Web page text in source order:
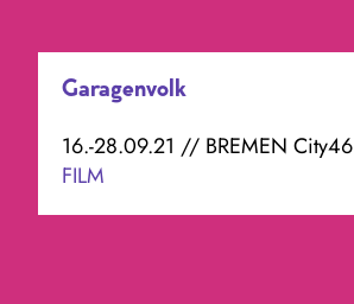
Garagenvolk
16.-28.09.21 // BREMEN City46
FILM